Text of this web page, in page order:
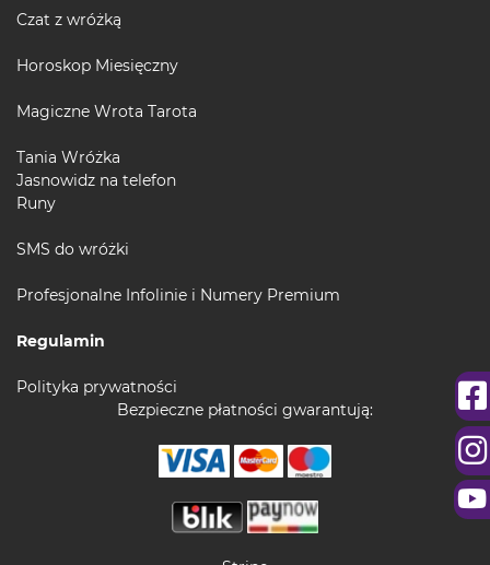
Czat z wróżką
Horoskop Miesięczny
Magiczne Wrota Tarota
Tania Wróżka
Jasnowidz na telefon
Runy
SMS do wróżki
Profesjonalne Infolinie i Numery Premium
Regulamin
Polityka prywatności
Bezpieczne płatności gwarantują: